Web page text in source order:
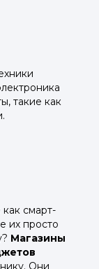
такие как
как смарт-
их просто
Магазины
Они